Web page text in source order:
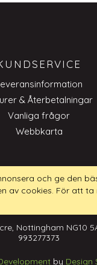
& Återbetalningar
Vanliga frågor
Webbkarta
Nottingham NG10
993277373
by Design
och ge den
av cookies. För att